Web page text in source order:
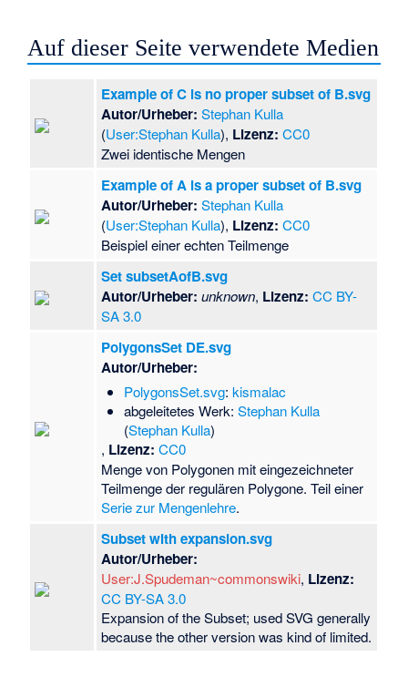
Auf dieser Seite verwendete Medien
Example of C is no proper subset of B.svg
Autor/Urheber: Stephan Kulla
(User:Stephan Kulla), Lizenz: CC0
Zwei identische Mengen
Example of A is a proper subset of B.svg
Autor/Urheber: Stephan Kulla
(User:Stephan Kulla), Lizenz: CC0
Beispiel einer echten Teilmenge
Set subsetAofB.svg
Autor/Urheber: unknown, Lizenz: CC BY-
SA 3.0
PolygonsSet DE.svg
Autor/Urheber:
PolygonsSet.svg: kismalac
abgeleitetes Werk: Stephan Kulla
(Stephan Kulla)
, Lizenz: CC0
Menge von Polygonen mit eingezeichneter
Teilmenge der regulären Polygone. Teil einer
Serie zur Mengenlehre.
Subset with expansion.svg
Autor/Urheber:
User:J.Spudeman~commonswiki, Lizenz:
CC BY-SA 3.0
Expansion of the Subset; used SVG generally
because the other version was kind of limited.